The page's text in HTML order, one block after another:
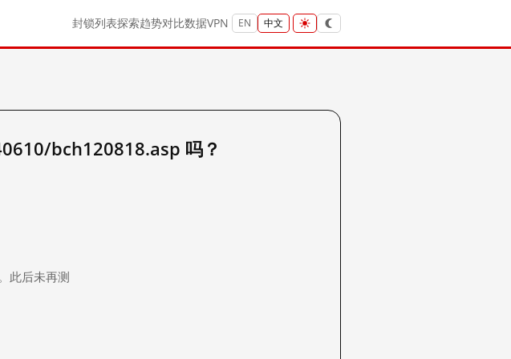
封锁列表探索趋势对比数据VPN EN 中文
bch120818.asp 吗？
此后未再测